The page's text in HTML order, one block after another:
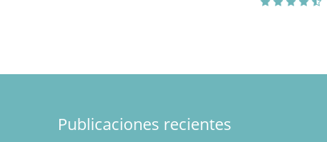
Publicaciones recientes